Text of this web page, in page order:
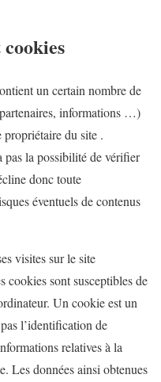
un certain nombre de
informations …)
propriétaire du site .
pas la possibilité de vérifier
donc toute
éventuels de contenus
visites sur le site
cookies sont susceptibles de
Un cookie est un
l’identification de
relatives à la
Les données ainsi obtenues